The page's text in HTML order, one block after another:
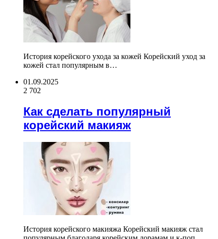
История корейского ухода за кожей Корейский уход за
кожей стал популярным в…
01.09.2025
2 702
Как сделать популярный
корейский макияж
История корейского макияжа Корейский макияж стал